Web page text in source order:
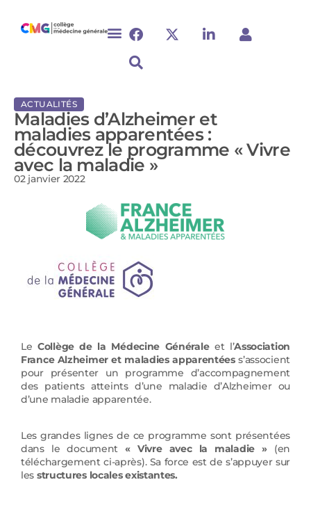
ACTUALITÉS
Maladies d’Alzheimer et
maladies apparentées :
découvrez le programme « Vivre
avec la maladie »
02 janvier 2022
Le Collège de la Médecine Générale et l’Association
France Alzheimer et maladies apparentéess’associent
pour présenter un programme d’accompagnement
des patients atteints d’une maladie d’Alzheimer ou
d’une maladie apparentée.
Les grandes lignes de ce programme sont présentées
dans le document« Vivre avec la maladie » (en
téléchargement ci-après). Sa force est de s’appuyer sur
les structures locales existantes.